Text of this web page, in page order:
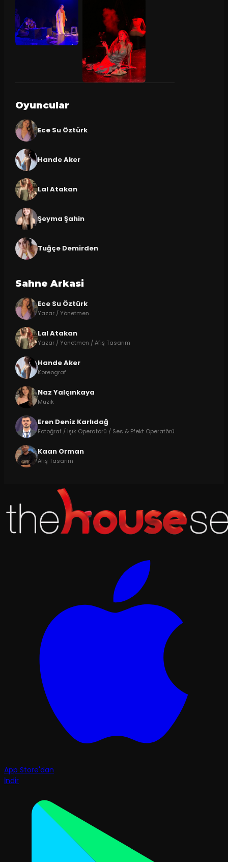
Oyuncular
Ece Su Öztürk
Hande Aker
Lal Atakan
Şeyma Şahin
Tuğçe Demirden
Sahne Arkasi
Ece Su Öztürk
Yazar / Yönetmen
Lal Atakan
Yazar / Yönetmen / Afiş Tasarım
Hande Aker
Koreograf
Naz Yalçınkaya
Müzik
Eren Deniz Karlıdağ
Fotoğraf / Işık Operatörü / Ses & Efekt Operatörü
Kaan Orman
Afiş Tasarım
App Store'dan
İndir